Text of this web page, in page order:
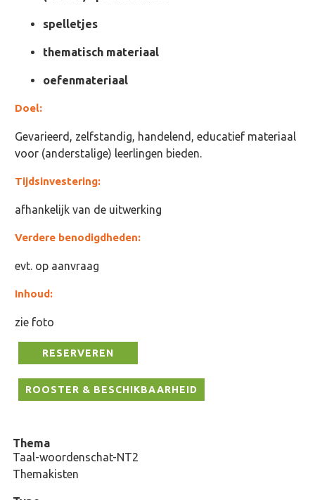
spelletjes
thematisch materiaal
oefenmateriaal
Doel:
Gevarieerd, zelfstandig, handelend, educatief materiaal
voor (anderstalige) leerlingen bieden.
Tijdsinvestering:
afhankelijk van de uitwerking
Verdere benodigdheden:
evt. op aanvraag
Inhoud:
zie foto
RESERVEREN
ROOSTER & BESCHIKBAARHEID
Thema
Taal-woordenschat-NT2
Themakisten